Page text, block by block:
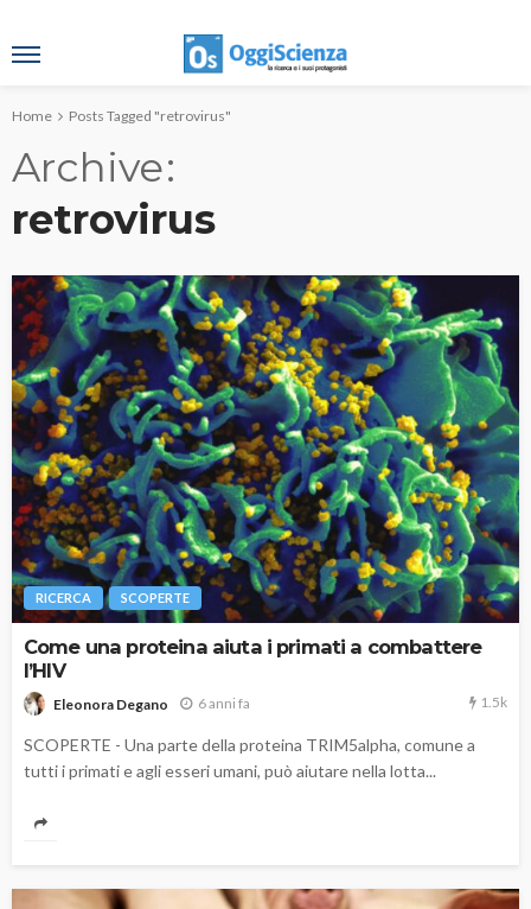
Home Posts Tagged "retrovirus"
Archive
retrovirus
RICERCA SCOPERTE
Come una proteina aiuta i primati a combattere
l’HIV
Eleonora Degano 6 anni fa 1.5k
SCOPERTE - Una parte della proteina TRIM5alpha, comune a
tutti i primati e agli esseri umani, può aiutare nella lotta...